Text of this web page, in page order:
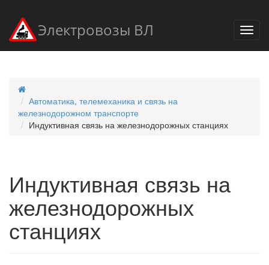
Электровозы ВЛ
Автоматика, телемеханика и связь на
железнодорожном транспорте
Индуктивная связь на железнодорожных станциях
Индуктивная связь на
железнодорожных
станциях